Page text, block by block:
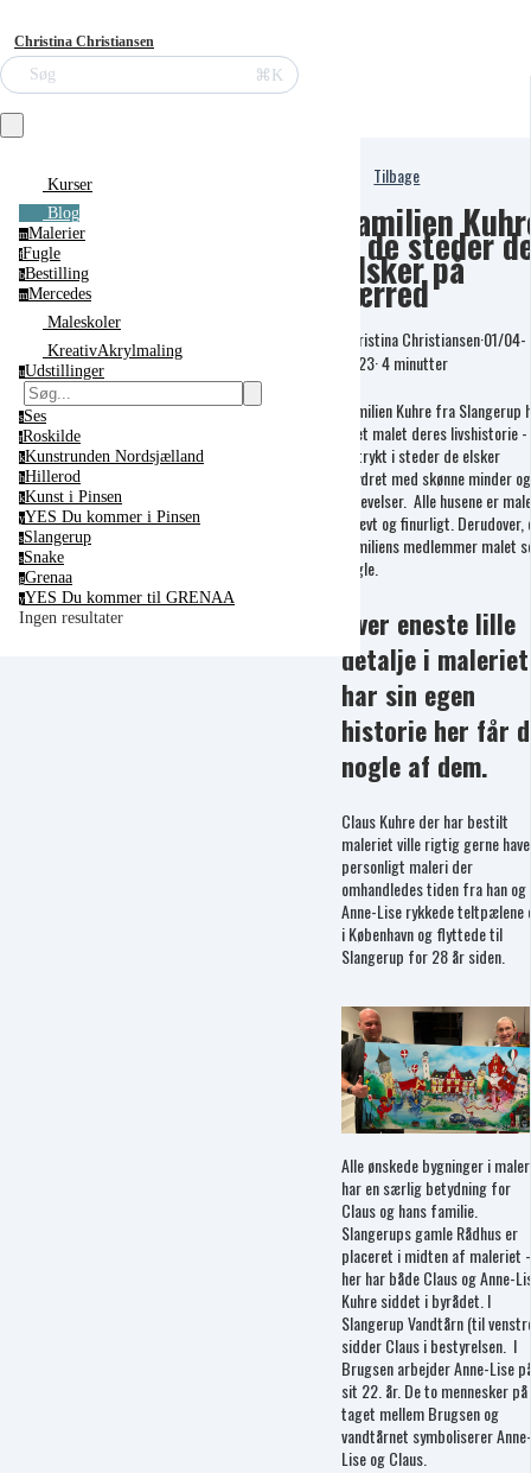
Christina Christiansen
Søg ⌘K
Kurser
Blog
mMalerier
fFugle
bBestilling
mMercedes
Maleskoler
KreativAkrylmaling
uUdstillinger
sSes
rRoskilde
kKunstrunden Nordsjælland
hHillerod
kKunst i Pinsen
yYES Du kommer i Pinsen
sSlangerup
sSnake
gGrenaa
yYES Du kommer til GRENAA
Ingen resultater
Tilbage
Familien
& de steder
elsker på
lærred
Christina Christiansen·01/04-
2023·4 minutter
Familien Kuhre fra Slangerup
fået malet deres livshistorie -
udtrykt i steder de elsker
krydret med skønne minder og
oplevelser. Alle husene er
skævt og finurligt. Derudover,
familiens medlemmer malet
fugle.
Hver eneste lille
detalje i maleriet
har sin egen
historie her får
nogle af dem.
Claus Kuhre der har bestilt
maleriet ville rigtig gerne
personligt maleri der
omhandledes tiden fra han og
Anne-Lise rykkede teltpælene
i København og flyttede til
Slangerup for 28 år siden.
Alle ønskede bygninger i
har en særlig betydning for
Claus og hans familie.
Slangerups gamle Rådhus er
placeret i midten af maleriet
her har både Claus og Anne-
Kuhre siddet i byrådet. I
Slangerup Vandtårn (til
sidder Claus i bestyrelsen. I
Brugsen arbejder Anne-Lise
sit 22. år. De to mennesker på
taget mellem Brugsen og
vandtårnet symboliserer Anne-
Lise og Claus.